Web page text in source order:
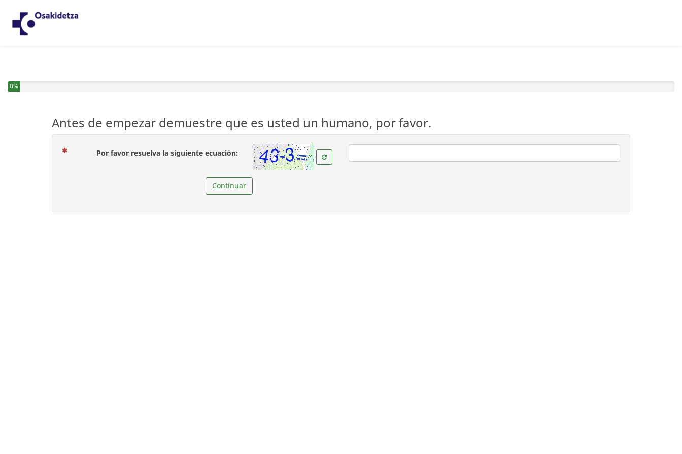
0%
Antes de empezar demuestre que es usted un humano, por favor.
Por favor resuelva la siguiente ecuación:( Obligatoria )
Continuar